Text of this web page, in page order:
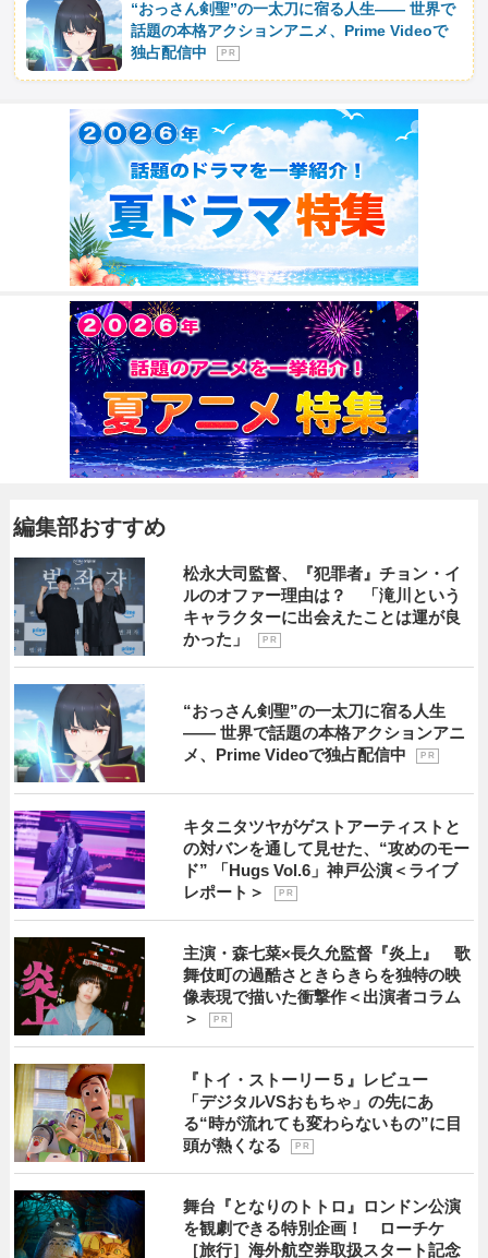
“おっさん剣聖”の一太刀に宿る人生―― 世界で
話題の本格アクションアニメ、Prime Videoで
独占配信中
P R
編集部おすすめ
松永大司監督、『犯罪者』チョン・イ
ルのオファー理由は？ 「滝川という
キャラクターに出会えたことは運が良
かった」
P R
“おっさん剣聖”の一太刀に宿る人生
―― 世界で話題の本格アクションアニ
メ、Prime Videoで独占配信中
P R
キタニタツヤがゲストアーティストと
の対バンを通して見せた、“攻めのモー
ド” 「Hugs Vol.6」神戸公演＜ライブ
レポート＞
P R
主演・森七菜×長久允監督『炎上』 歌
舞伎町の過酷さときらきらを独特の映
像表現で描いた衝撃作＜出演者コラム
＞
P R
『トイ・ストーリー５』レビュー
「デジタルVSおもちゃ」の先にあ
る“時が流れても変わらないもの”に目
頭が熱くなる
P R
舞台『となりのトトロ』ロンドン公演
を観劇できる特別企画！ ローチケ
［旅行］海外航空券取扱スタート記念